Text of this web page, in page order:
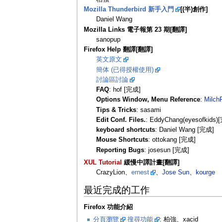
Mozilla Thunderbird 新手入門
[(半)創作]
Daniel Wang
Mozilla Links 電子報第 23 期[翻譯]
sanopup
Firefox Help 翻譯[翻譯]
英文原文
簡体 (已得授權使用)
討論區討論
FAQ: hof [完成]
Options Window, Menu Reference:
Tips & Tricks: sasami
Edit Conf. Files.: EddyChang(eyesofkids)[
keyboard shortcuts: Daniel Wang [完成]
Mouse Shortcuts: ottokang [完成]
Reporting Bugs: josesun [完成]
XUL Tutorial 緩慢中譯計畫[翻譯]
CrazyLion、ernest 、Jose Sun、 kourge
最近完成的工作
Firefox 功能介紹
分頁瀏覽
搜尋功能 : 柏強、xacid